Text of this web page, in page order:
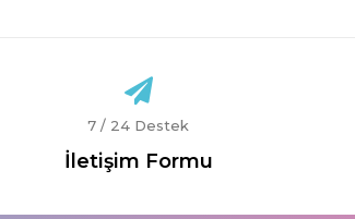
7 / 24 Destek
İletişim Formu